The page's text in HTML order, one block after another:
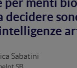
per menti
decidere
Sabatini
SB